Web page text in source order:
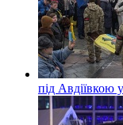
під Авдіївкою